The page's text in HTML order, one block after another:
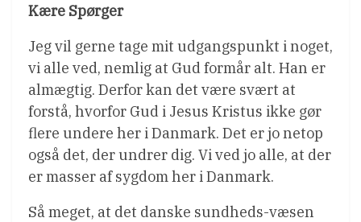
Kære Spørger
Jeg vil gerne tage mit udgangspunkt i noget,
vi alle ved, nemlig at Gud formår alt. Han er
almægtig. Derfor kan det være svært at
forstå, hvorfor Gud i Jesus Kristus ikke gør
flere undere her i Danmark. Det er jo netop
også det, der undrer dig. Vi ved jo alle, at der
er masser af sygdom her i Danmark.
Så meget, at det danske sundheds-væsen